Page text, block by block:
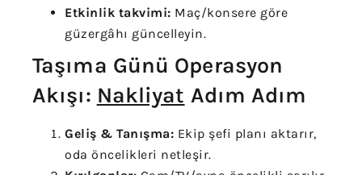
Etkinlik takvimi: Maç/konsere göre
güzergâhı güncelleyin.
Taşıma Günü Operasyon
Akışı: Nakliyat Adım Adım
Geliş & Tanışma: Ekip şefi planı aktarır,
oda öncelikleri netleşir.